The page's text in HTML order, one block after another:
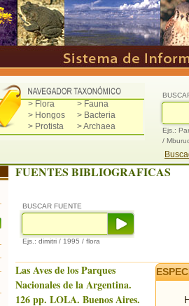
> Flora
> Fauna
> Hongos
> Bacteria
> Protista
> Archaea
Ejs.:
/
FUENTES BIBLIOGRAFICAS
BUSCAR FUENTE
Ejs.: dimitri / 1995 / flora
Las Aves de los Parques
Nacionales de la Argentina.
126 pp. LOLA. Buenos Aires.